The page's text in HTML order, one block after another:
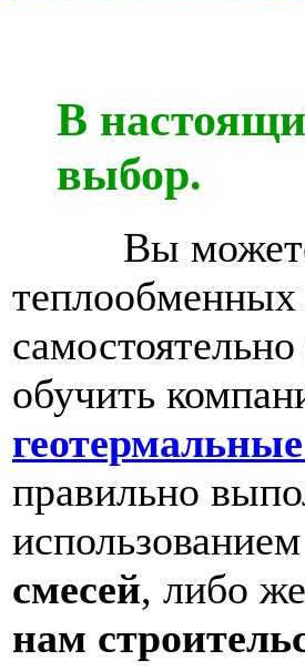
В
выбор.
Вы можете
теплообменных
обучить
правильно
использованием
смесей, либо
нам